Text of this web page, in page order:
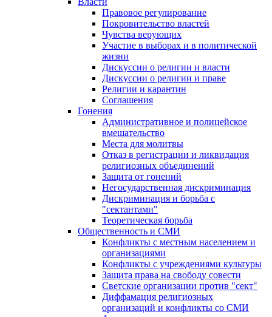
Правовое регулирование
Покровительство властей
Чувства верующих
Участие в выборах и в политической
жизни
Дискуссии о религии и власти
Дискуссии о религии и праве
Религии и карантин
Соглашения
Гонения
Административное и полицейское
вмешательство
Места для молитвы
Отказ в регистрации и ликвидация
религиозных объединений
Защита от гонений
Негосударственная дискриминация
Дискриминация и борьба с
"сектантами"
Теоретическая борьба
Общественность и СМИ
Конфликты с местным населением и
организациями
Конфликты с учреждениями культуры
Защита права на свободу совести
Светские организации против "сект"
Диффамация религиозных
организаций и конфликты со СМИ